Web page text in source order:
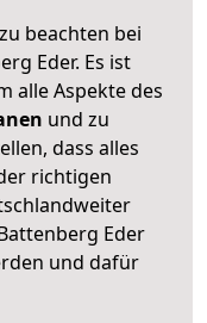
beachten bei
Eder. Es ist
alle Aspekte des
und zu
dass alles
richtigen
Eder
und dafür